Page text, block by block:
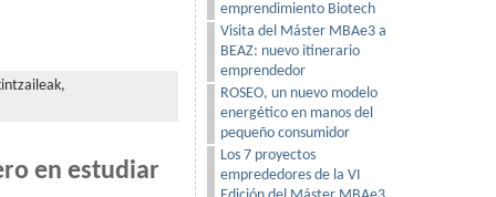
en estudiar
emprendimiento Biotech
Visita del Máster MBAe3 a
BEAZ: nuevo itinerario
emprendedor
ROSEO, un nuevo modelo
energético en manos del
pequeño consumidor
Los 7 proyectos
emprededores de la VI